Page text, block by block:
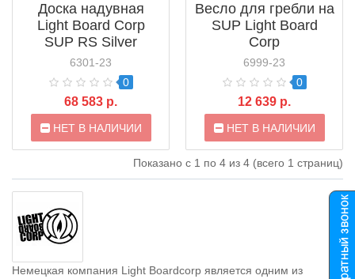
Доска надувная
Light Board Corp
SUP RS Silver
Allround
6301-23
0
68 583 р.
НЕТ В НАЛИЧИИ
Весло для гребли на
SUP Light Board
Corp
6999-23
0
12 639 р.
НЕТ В НАЛИЧИИ
Показано с 1 по 4 из 4 (всего 1 страниц)
Немецкая компания Light Boardcorp является одним из